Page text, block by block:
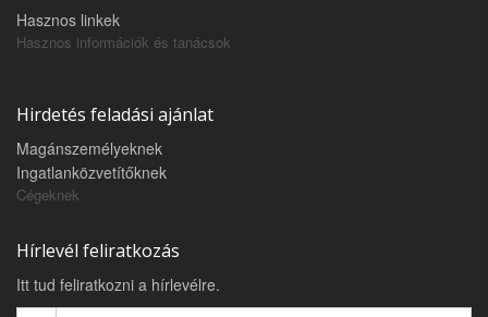
Hasznos linkek
Hasznos információk és tanácsok
Hirdetés feladási ajánlat
Magánszemélyeknek
Ingatlanközvetítőknek
Cégeknek
Hírlevél feliratkozás
Itt tud feliratkozni a hírlevélre.